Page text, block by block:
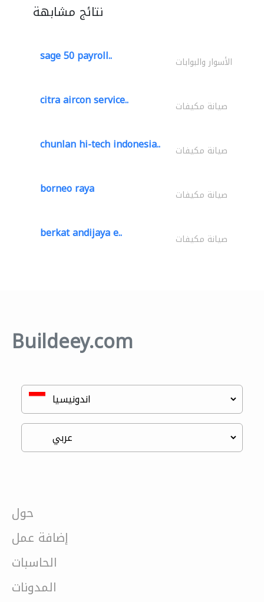
نتائج مشابهة
sage 50 payroll.. الأسوار والبوابات
citra aircon service.. صيانة مكيفات
chunlan hi-tech indonesia.. صيانة مكيفات
borneo raya صيانة مكيفات
berkat andijaya e.. صيانة مكيفات
Buildeey.com
حول
إضافة عمل
الحاسبات
المدونات